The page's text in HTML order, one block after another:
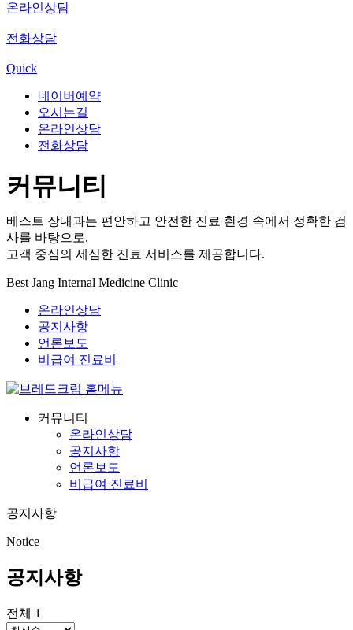
온라인상담
전화상담
Quick
네이버예약
오시는길
온라인상담
전화상담
커뮤니티
베스트 장내과는 편안하고 안전한 진료 환경 속에서 정확한 검
사를 바탕으로,
고객 중심의 세심한 진료 서비스를 제공합니다.
Best Jang Internal Medicine Clinic
온라인상담
공지사항
언론보도
비급여 진료비
커뮤니티
온라인상담
공지사항
언론보도
비급여 진료비
공지사항
Notice
공지사항
전체 1